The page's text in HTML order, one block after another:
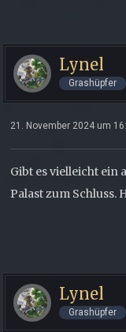
Lynel
Grashüpfer
21. November 2024 um
Gibt es vielleicht ein
Palast zum Schluss.
Lynel
Grashüpfer